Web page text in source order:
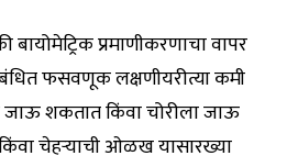
बायोमेट्रिक प्रमाणीकरणाचा वापर
फसवणूक लक्षणीयरीत्या कमी
शकतात किंवा चोरीला जाऊ
चेहऱ्याची ओळख यासारख्या